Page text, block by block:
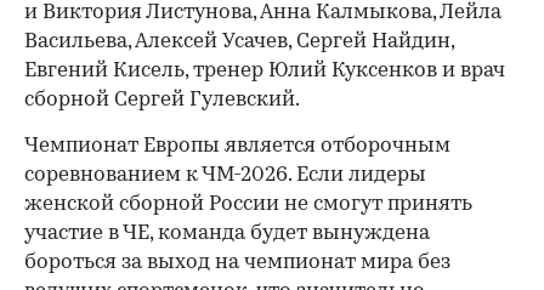
/
и Виктория Листунова, Анна Калмыкова, Лейла
Васильева, Алексей Усачев, Сергей Найдин,
Евгений Кисель, тренер Юлий Куксенков и врач
сборной Сергей Гулевский.
Чемпионат Европы является отборочным
соревнованием к ЧМ-2026. Если лидеры
женской сборной России не смогут принять
участие в ЧЕ, команда будет вынуждена
бороться за выход на чемпионат мира без